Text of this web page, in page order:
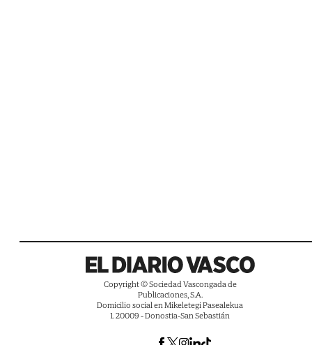
Copyright © Sociedad Vascongada de
Publicaciones, S.A.
Domicilio social en Mikeletegi Pasealekua
1. 20009 - Donostia-San Sebastián